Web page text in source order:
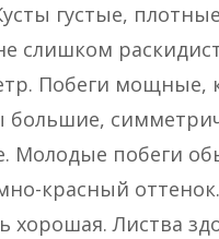
густые,
слишком
Побеги мощные,
Молодые побеги
красный оттенок.
хорошая. Листва